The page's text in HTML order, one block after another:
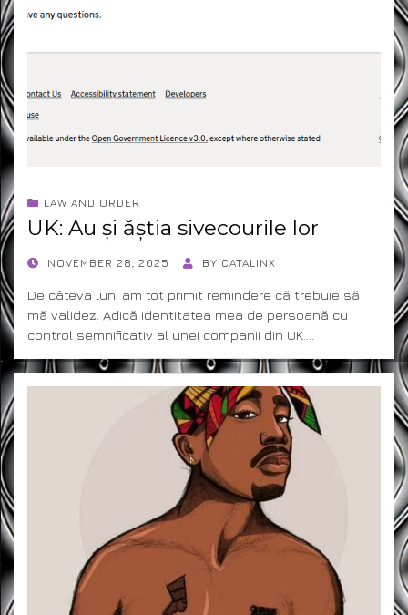
LAW AND ORDER
UK: Au și ăștia sivecourile lor
POSTEDNOVEMBER 28, 2025 BY CATALINX
De câteva luni am tot primit remindere că trebuie să
mă validez. Adică identitatea mea de persoană cu
control semnificativ al unei companii din UK.…